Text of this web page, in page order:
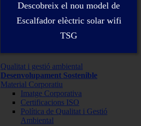
Descobreix el nou model de
Escalfador elèctric solar wifi
TSG
Qualitat i gestió ambiental
Desenvolupament Sostenible
Material Corporatiu
Imatge Corporativa
Certificacions ISO
Política de Qualitat i Gestió
Ambiental